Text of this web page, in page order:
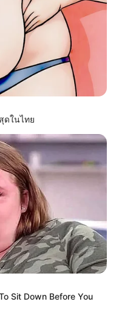
Who Pursued
See The
ดในไทย
Sit Down Before You